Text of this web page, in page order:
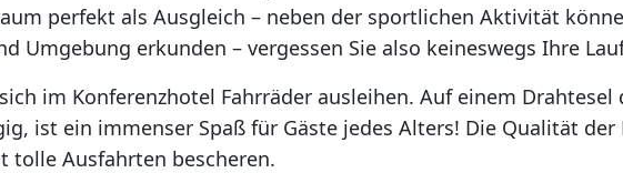
perfekt als Ausgleich – neben der sportlichen Aktivität
Umgebung erkunden – vergessen Sie also keineswegs Ihre
im Konferenzhotel Fahrräder ausleihen. Auf einem
ist ein immenser Spaß für Gäste jedes Alters! Die Qualität
tolle Ausfahrten bescheren.